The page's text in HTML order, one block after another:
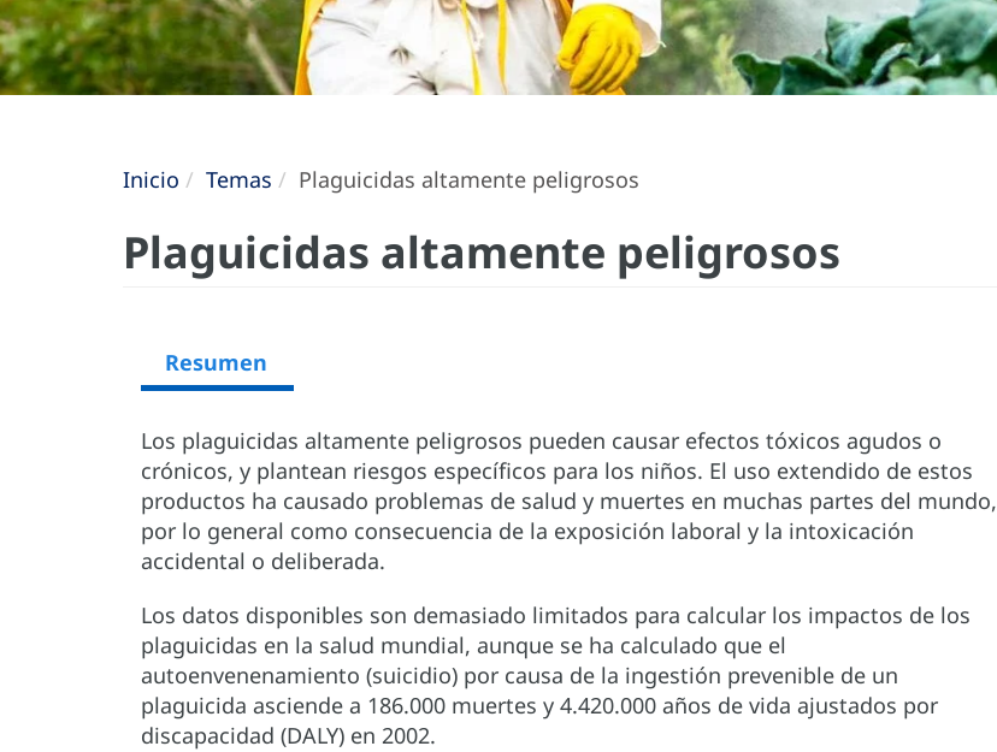
Inicio Temas Plaguicidas altamente peligrosos
Plaguicidas altamente peligrosos
Resumen
Los plaguicidas altamente peligrosos pueden causar efectos tóxicos agudos o
crónicos, y plantean riesgos específicos para los niños. El uso extendido de estos
productos ha causado problemas de salud y muertes en muchas partes del mundo,
por lo general como consecuencia de la exposición laboral y la intoxicación
accidental o deliberada.
Los datos disponibles son demasiado limitados para calcular los impactos de los
plaguicidas en la salud mundial, aunque se ha calculado que el
autoenvenenamiento (suicidio) por causa de la ingestión prevenible de un
plaguicida asciende a 186.000 muertes y 4.420.000 años de vida ajustados por
discapacidad (DALY) en 2002.